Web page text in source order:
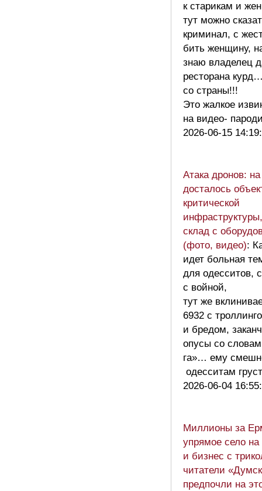
к старикам и
тут можно
криминал, с
бить женщину,
знаю владелец
ресторана
со страны!!!
Это жалкое
на видео-
2026-06-15
Атака дронов:
досталось
критической
склад с
(фото, видео):
идет больная
для одесситов,
с войной,
тут же
6932 c
и бредом,
опусы со
га»… ему
одесситам
2026-06-04
Миллионы за
упрямое село
и бизнес с
читатели
предпочли на